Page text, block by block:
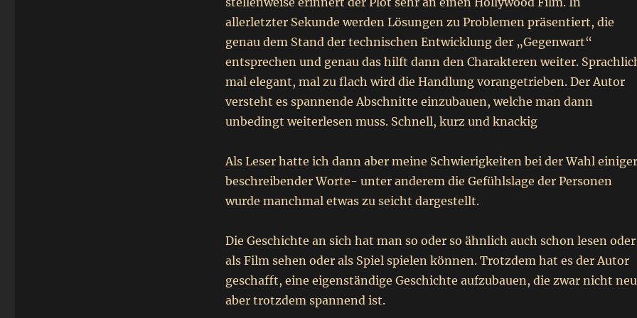
allerletzter Sekunde werden Lösungen zu Problemen präsentiert, die
genau dem Stand der technischen Entwicklung der „Gegenwart“
entsprechen und genau das hilft dann den Charakteren weiter.
mal elegant, mal zu flach wird die Handlung vorangetrieben. Der Autor
versteht es spannende Abschnitte einzubauen, welche man dann
unbedingt weiterlesen muss. Schnell, kurz und knackig
Als Leser hatte ich dann aber meine Schwierigkeiten bei der Wahl einiger
beschreibender Worte- unter anderem die Gefühlslage der Personen
wurde manchmal etwas zu seicht dargestellt.
Die Geschichte an sich hat man so oder so ähnlich auch schon lesen oder
als Film sehen oder als Spiel spielen können. Trotzdem hat es der Autor
geschafft, eine eigenständige Geschichte aufzubauen, die zwar nicht
aber trotzdem spannend ist.